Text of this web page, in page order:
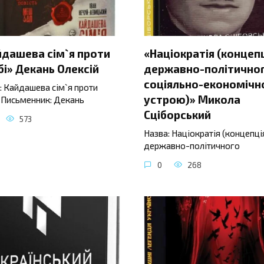
сім`я проти
Декань Олексій
Кайдашева сім`я проти
Письменник: Декань
573
«Націократія
державно-
соціяльно-
устрою)» Микола
Сціборський
Назва: Націократія
державно-політичного
0 268